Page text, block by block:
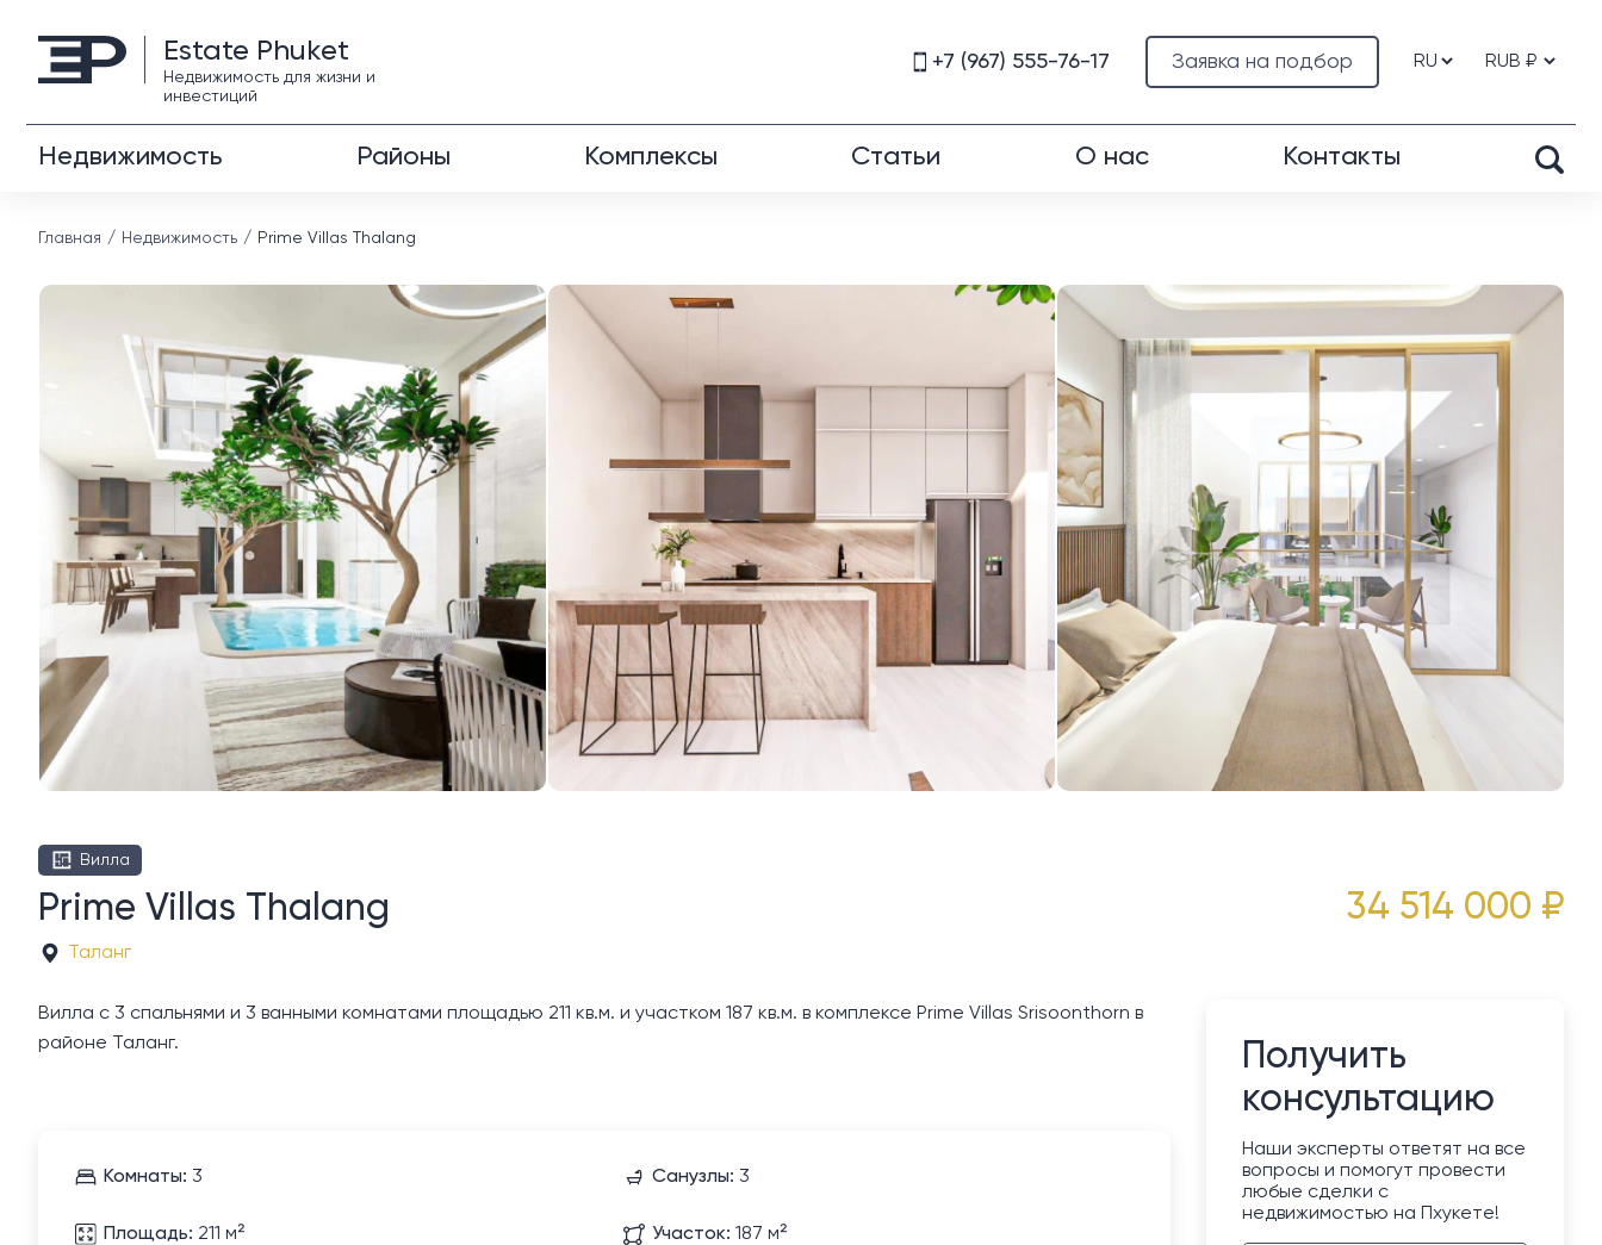
Estate Phuket
Недвижимость для жизни и
инвестиций
Заявка на подбор
+7 (967) 555-76-17
Недвижимость Районы Комплексы Статьи О нас Контакты
Главная Недвижимость Prime Villas Thalang
Вилла
Prime Villas Thalang
Таланг
34 514 000 ₽
Вилла с 3 спальнями и 3 ванными комнатами площадью 211 кв.м. и участком 187 кв.м. в комплексе Prime Villas Srisoonthorn в
районе Таланг.
Комнаты: 3 Санузлы: 3
Площадь: 211 м² Участок: 187 м²
Получить
консультацию
Наши эксперты ответят на все
вопросы и помогут провести
любые сделки с
недвижимостью на Пхукете!